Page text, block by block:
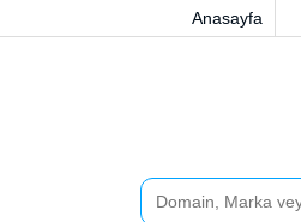
Anasayfa